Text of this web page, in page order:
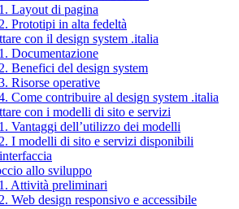
Layout di pagina
Prototipi in alta fedeltà
con il design system .italia
Documentazione
Benefici del design system
Risorse operative
Come contribuire al design system .italia
con i modelli di sito e servizi
Vantaggi dell’utilizzo dei modelli
I modelli di sito e servizi disponibili
allo sviluppo
Attività preliminari
Web design responsivo e accessibile